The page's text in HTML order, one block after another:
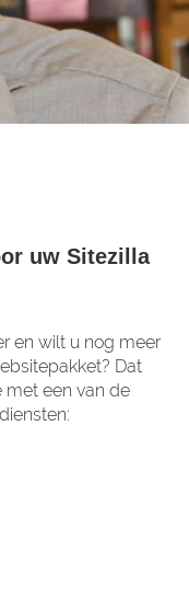
uw Sitezilla
en wilt u nog meer
Dat
met een van de